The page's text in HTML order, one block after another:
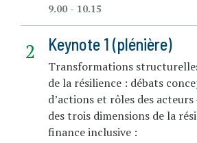
9.00 - 10.15
Keynote 1 (plénière)
Transformations
de la résilience : débats
d’actions et rôles des
des trois dimensions de la
finance inclusive :